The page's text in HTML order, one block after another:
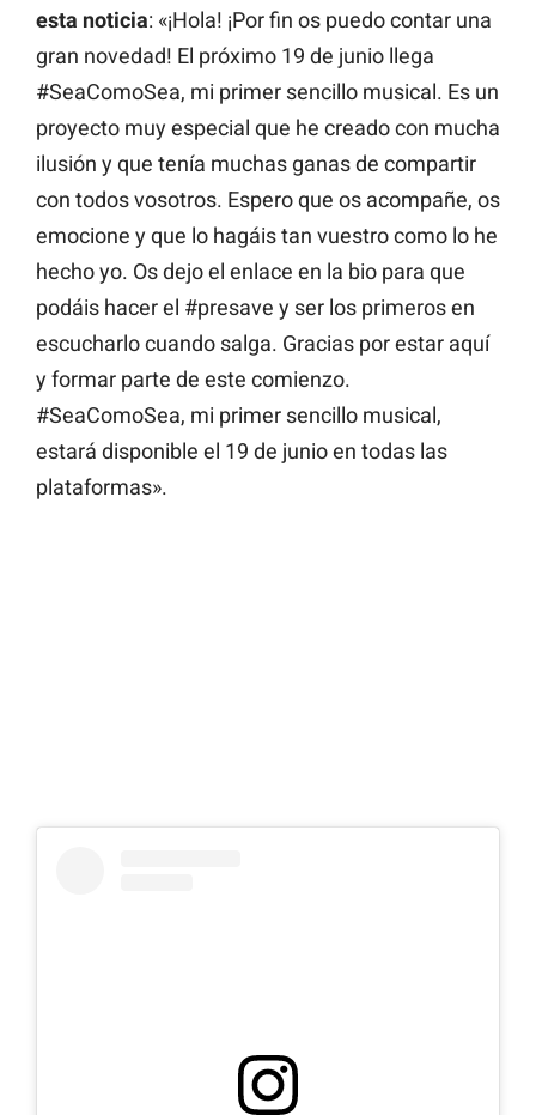
esta noticia: «¡Hola! ¡Por fin os puedo contar una
gran novedad! El próximo 19 de junio llega
#SeaComoSea, mi primer sencillo musical. Es un
proyecto muy especial que he creado con mucha
ilusión y que tenía muchas ganas de compartir
con todos vosotros. Espero que os acompañe, os
emocione y que lo hagáis tan vuestro como lo he
hecho yo. Os dejo el enlace en la bio para que
podáis hacer el #presave y ser los primeros en
escucharlo cuando salga. Gracias por estar aquí
y formar parte de este comienzo.
#SeaComoSea, mi primer sencillo musical,
estará disponible el 19 de junio en todas las
plataformas».